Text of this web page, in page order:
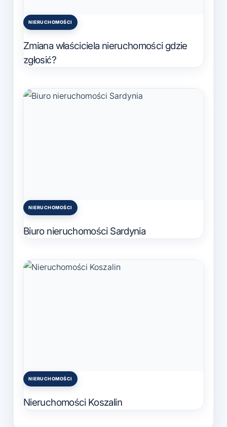
Posted
NIERUCHOMOŚCI
Zmiana właściciela nieruchomości gdzie
zgłosić?
Posted
NIERUCHOMOŚCI
Biuro nieruchomości Sardynia
Posted
NIERUCHOMOŚCI
Nieruchomości Koszalin